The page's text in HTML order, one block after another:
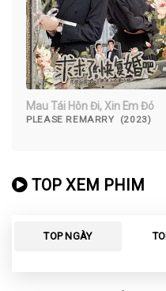
Mau Tái Hôn Đi, Xin Em Đó
PLEASE REMARRY (2023)
TOP XEM PHIM
TOP NGÀY